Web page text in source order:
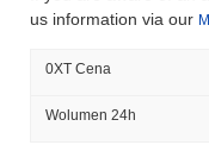
us information via our
0XT Cena
Wolumen 24h